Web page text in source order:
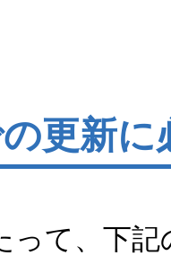
更新に
って、下